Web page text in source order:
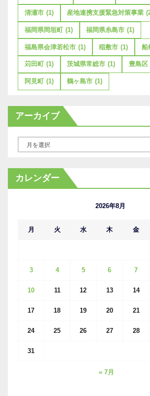
清瀬市 (1) 産地連携支援緊急対策事業
福岡県岡垣町 (1) 福岡県糸島市 (1)
福島県会津若松市 (1) 稲敷市 (1) 船
苅田町 (1) 茨城県常総市 (1) 豊島区
阿見町 (1) 鶴ヶ島市 (1)
アーカイブ
カ
イ
カレンダー
2026年8月
月 火 水 木 金
3 4 5 6 7
10 11 12 13 14
17 18 19 20 21
24 25 26 27 28
31
« 7月